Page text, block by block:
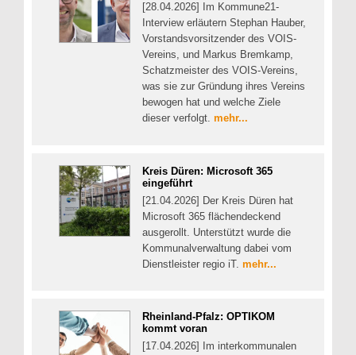
[28.04.2026] Im Kommune21-
Interview erläutern Stephan Hauber,
Vorstandsvorsitzender des VOIS-
Vereins, und Markus Bremkamp,
Schatzmeister des VOIS-Vereins,
was sie zur Gründung ihres Vereins
bewogen hat und welche Ziele
dieser verfolgt. mehr...
Kreis Düren: Microsoft 365
eingeführt
[21.04.2026] Der Kreis Düren hat
Microsoft 365 flächendeckend
ausgerollt. Unterstützt wurde die
Kommunalverwaltung dabei vom
Dienstleister regio iT. mehr...
Rheinland-Pfalz: OPTIKOM
kommt voran
[17.04.2026] Im interkommunalen